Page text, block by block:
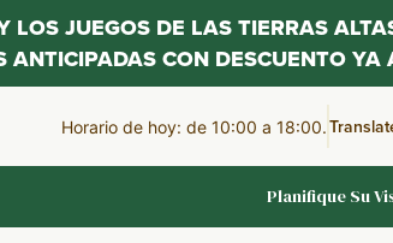
Horario de hoy: de 10:00 a 18:00.
Planifique Su
LOS JUEGOS DE LAS TIERRAS
ANTICIPADAS CON DESCUENTO